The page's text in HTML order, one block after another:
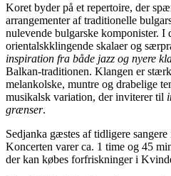
Koret byder på et repertoire, der
arrangementer af traditionelle
nulevende bulgarske komponister. I
orientalskklingende skalaer og
inspiration fra både jazz og nyere
Balkan-traditionen. Klangen er
melankolske, muntre og drabelige
musikalsk variation, der inviterer til
grænser.
Sedjanka gæstes af tidligere
Koncerten varer ca. 1 time og 45
der kan købes forfriskninger i